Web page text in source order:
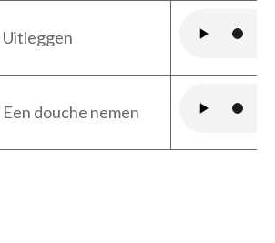
Uitleggen
Een douche nemen